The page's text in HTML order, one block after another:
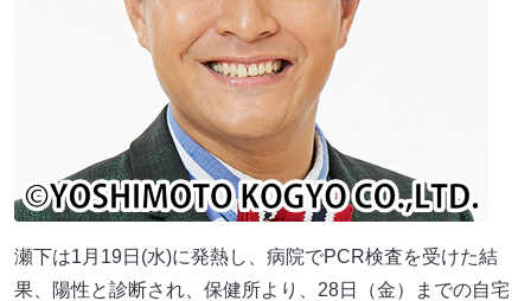
瀬下は1月19日(水)に発熱し、病院でPCR検査を受けた結
果、陽性と診断され、保健所より、28日（金）までの自宅